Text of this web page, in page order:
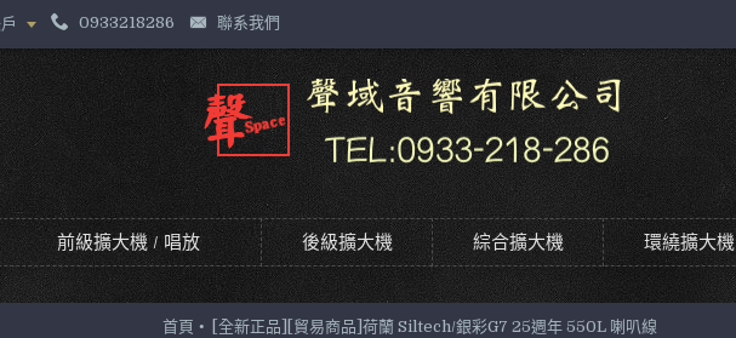
0933218286 聯系我們
前級擴大機 / 唱放 後級擴大機 綜合擴大機 環繞擴大機
首頁 [全新正品][貿易商品]荷蘭 Siltech/銀彩G7 25週年 550L 喇叭線